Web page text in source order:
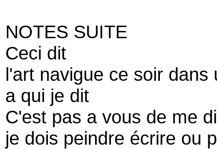
NOTES SUITE
Ceci dit
l'art navigue ce soir dans
a qui je dit
C'est pas a vous de me
je dois peindre écrire ou